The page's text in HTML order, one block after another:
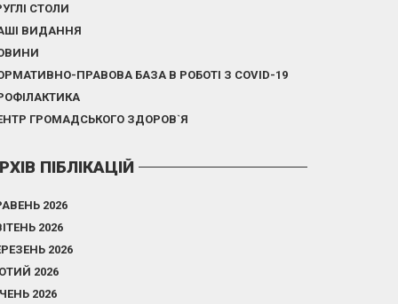
СТОЛИ
ВИДАННЯ
ПРАВОВА БАЗА В РОБОТІ З COVID-19
ГРОМАДСЬКОГО ЗДОРОВ`Я
ПІБЛІКАЦІЙ
2026
2026
2026
2026
2026